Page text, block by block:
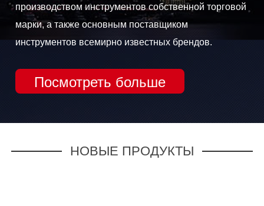
производством инструментов собственной торговой
марки, а также основным поставщиком
инструментов всемирно известных брендов.
Посмотреть больше
НОВЫЕ ПРОДУКТЫ